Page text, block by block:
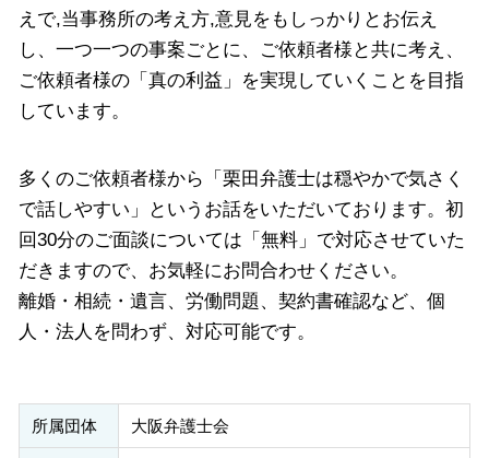
えで,当事務所の考え方,意見をもしっかりとお伝え
し、一つ一つの事案ごとに、ご依頼者様と共に考え、
ご依頼者様の「真の利益」を実現していくことを目指
しています。
多くのご依頼者様から「栗田弁護士は穏やかで気さく
で話しやすい」というお話をいただいております。初
回30分のご面談については「無料」で対応させていた
だきますので、お気軽にお問合わせください。
離婚・相続・遺言、労働問題、契約書確認など、個
人・法人を問わず、対応可能です。
所属団体 大阪弁護士会